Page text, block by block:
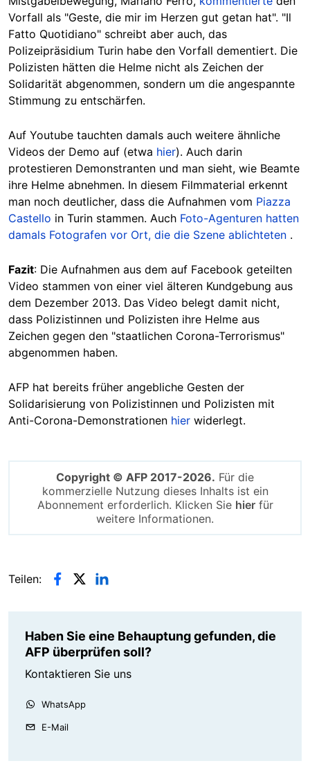
Vorfall als "Geste, die mir im Herzen gut getan hat". "Il
Fatto Quotidiano" schreibt aber auch, das
Polizeipräsidium Turin habe den Vorfall dementiert. Die
Polizisten hätten die Helme nicht als Zeichen der
Solidarität abgenommen, sondern um die angespannte
Stimmung zu entschärfen.
Auf Youtube tauchten damals auch weitere ähnliche
Videos der Demo auf (etwa hier). Auch darin
protestieren Demonstranten und man sieht, wie Beamte
ihre Helme abnehmen. In diesem Filmmaterial erkennt
man noch deutlicher, dass die Aufnahmen vom Piazza
Castello in Turin stammen. Auch Foto-Agenturen hatten
damals Fotografen vor Ort, die die Szene ablichteten .
Fazit: Die Aufnahmen aus dem auf Facebook geteilten
Video stammen von einer viel älteren Kundgebung aus
dem Dezember 2013. Das Video belegt damit nicht,
dass Polizistinnen und Polizisten ihre Helme aus
Zeichen gegen den "staatlichen Corona-Terrorismus"
abgenommen haben.
AFP hat bereits früher angebliche Gesten der
Solidarisierung von Polizistinnen und Polizisten mit
Anti-Corona-Demonstrationen hier widerlegt.
Copyright © AFP 2017-2026. Für die
kommerzielle Nutzung dieses Inhalts ist ein
Abonnement erforderlich. Klicken Sie hierfür
weitere Informationen.
Teilen:
Haben Sie eine Behauptung gefunden, die
AFP überprüfen soll?
Kontaktieren Sie uns
WhatsApp
E-Mail